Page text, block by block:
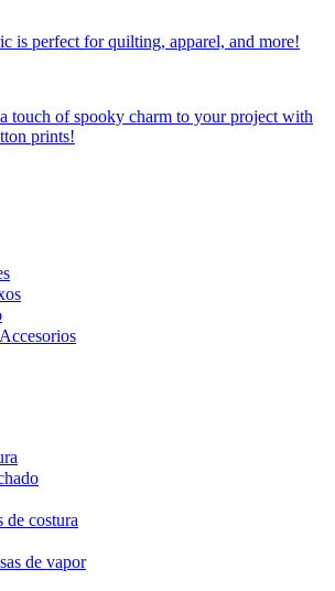
is perfect for quilting, apparel, and more!
touch of spooky charm to your project with
prints!
de costura
de vapor